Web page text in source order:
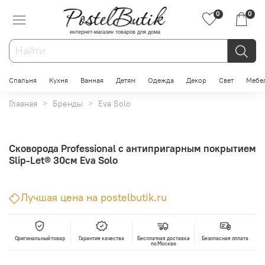
интернет-магазин товаров для дома
0 0
Спальня Кухня Ванная Детям Одежда Декор Свет
Главная Бренды Eva Solo
Сковорода Professional с антипригарным покрытием
Slip-Let® 30см Eva Solo
Лучшая цена на postelbutik.ru
Оригинальный товар Гарантия качества
Бесплатная доставка
по Москве
Безопасная оплата